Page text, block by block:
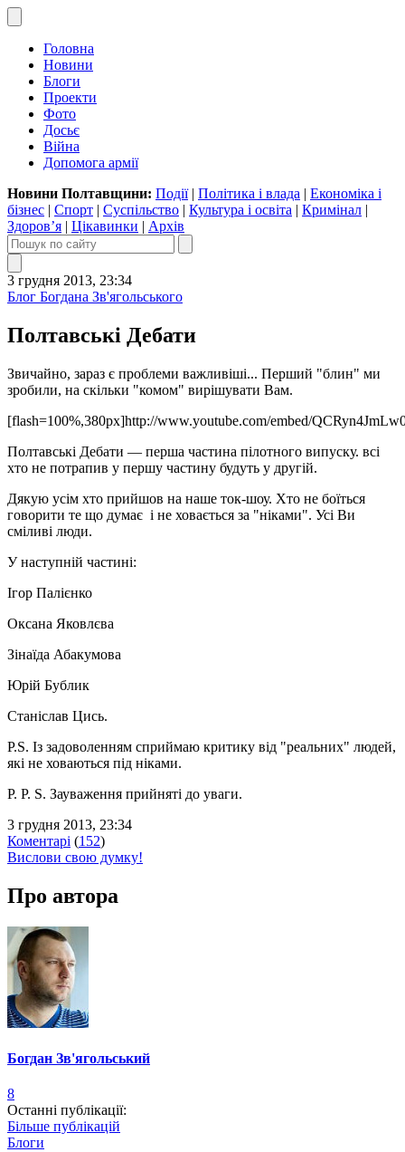
Головна
Новини
Блоги
Проекти
Фото
Досьє
Війна
Допомога армії
Новини Полтавщини: Події| Політика і влада | Економіка і
бізнес | Спорт | Суспільство | Культура і освіта | Кримінал |
Здоров’я | Цікавинки | Архів
3 грудня 2013, 23:34
Блог Богдана Зв'ягольського
Полтавські Дебати
Звичайно, зараз є проблеми важливіші... Перший "блин" ми
зробили, на скільки "комом" вирішувати Вам.
[flash=100%,380px]http://www.youtube.com/embed/
Полтавські Дебати — перша частина пілотного випуску. всі
хто не потрапив у першу частину будуть у другій.
Дякую усім хто прийшов на наше ток-шоу. Хто не боїться
говорити те що думає і не ховається за "ніками". Усі Ви
сміливі люди.
У наступній частині:
Ігор Палієнко
Оксана Яковлєва
Зінаїда Абакумова
Юрій Бублик
Станіслав Цись.
P.S. Із задоволенням сприймаю критику від "реальних" людей,
які не ховаються під ніками.
P. P. S. Зауваження прийняті до уваги.
3 грудня 2013, 23:34
Коментарі (152)
Вислови свою думку!
Про автора
Богдан Зв'ягольський
8
Останні публікації:
Більше публікацій
Блоги